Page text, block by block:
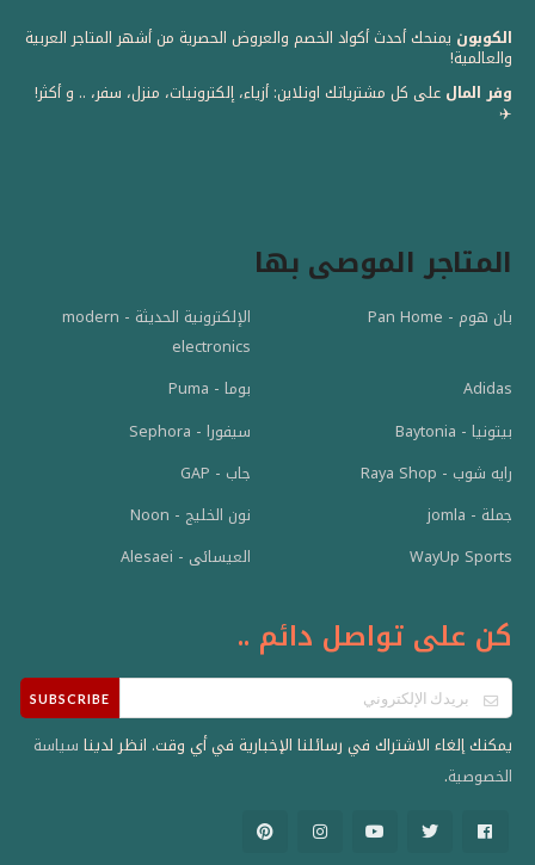
الكوبون يمنحك أحدث أكواد الخصم والعروض الحصرية من أشهر المتاجر العربية
والعالمية! ️
وفر المال على كل مشترياتك اونلاين: أزياء، إلكترونيات، منزل، سفر، .. و أكثر!
✈️
المتاجر الموصى بها
بان هوم - Pan Home
الإلكترونية الحديثة - modern
electronics
Adidas
بوما - Puma
بيتونيا - Baytonia
سيفورا - Sephora
رايه شوب - Raya Shop
جاب - GAP
جملة - jomla
نون الخليج - Noon
WayUp Sports
العيسائى - Alesaei
كن على تواصل دائم ..
SUBSCRIBE
يمكنك إلغاء الاشتراك في رسائلنا الإخبارية في أي وقت. انظر لدينا سياسة
الخصوصية.